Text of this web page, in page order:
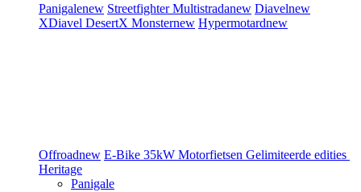
Panigalenew StreetfighterMultistradanew Diavelnew
XDiavel DesertX Monsternew Hypermotardnew
Offroadnew E-Bike 35kW Motorfietsen Gelimiteerde edities
Heritage
Panigale